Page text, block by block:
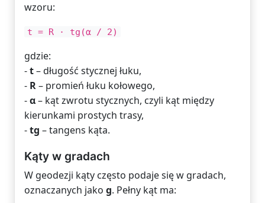
wzoru:
t = R · tg(α / 2)
gdzie:
-t– długość stycznej łuku,
- R– promień łuku kołowego,
-α– kąt zwrotu stycznych, czyli kąt między
kierunkami prostych trasy,
-tg – tangens kąta.
Kąty w gradach
W geodezji kąty często podaje się w gradach,
oznaczanych jako g. Pełny kąt ma: